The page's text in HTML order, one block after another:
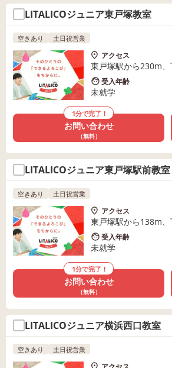
LITALICOジュニア東戸塚教室
空きあり 土日祝営業
アクセス
東戸塚駅から230m
受入年齢
未就学
1分で完了！
お問い合わせ
（無料）
LITALICOジュニア東戸塚駅前教室
空きあり 土日祝営業
アクセス
東戸塚駅から138m
受入年齢
未就学
1分で完了！
お問い合わせ
（無料）
LITALICOジュニア横浜西口教室
空きあり 土日祝営業